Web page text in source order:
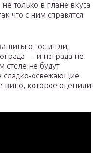
только в плане вкуса
что с ним справятся
от ос и тли,
— и награда не
столе не будут
сладко-освежающие
вино, которое оценили